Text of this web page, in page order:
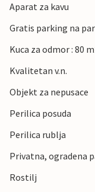
Aparat za kavu
Gratis parking na
Kuca za odmor : 80
Kvalitetan v.n.
Objekt za nepusace
Perilica posuda
Perilica rublja
Privatna, ogradena
Rostilj